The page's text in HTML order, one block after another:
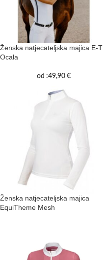
Ženska natjecateljska majica E-T
Ocala
od :49,90 €
Ženska natjecateljska majica
EquiTheme Mesh